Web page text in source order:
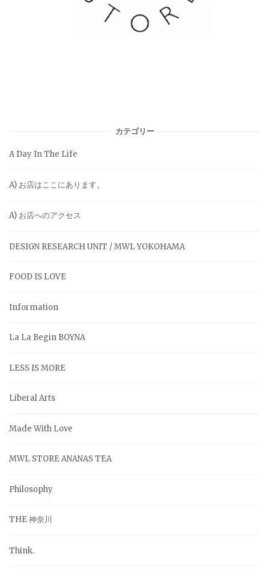
カテゴリー
A Day In The Life
A) お店はここにあります。
A) お店へのアクセス
DESIGN RESEARCH UNIT / MWL YOKOHAMA
FOOD IS LOVE
Information
La La Begin BOYNA
LESS IS MORE
Liberal Arts
Made With Love
MWL STORE ANANAS TEA
Philosophy
THE 神奈川
Think.